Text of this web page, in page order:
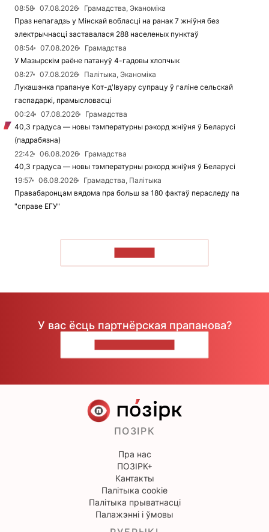
08:58
07.08.2026
Грамадства, Эканоміка
Праз непагадзь у Мінскай вобласці на ранак 7 жніўня без
электрычнасці заставалася 288 населеных пунктаў
08:54
07.08.2026
Грамадства
У Мазырскім раёне патануў 4-гадовы хлопчык
08:27
07.08.2026
Палітыка, Эканоміка
Лукашэнка прапануе Кот-д'Івуару супрацу ў галіне сельскай
гаспадаркі, прамысловасці
00:24
07.08.2026
Грамадства
40,3 градуса — новы тэмпературны рэкорд жніўня ў Беларусі
(падрабязна)
22:42
06.08.2026
Грамадства
40,3 градуса — новы тэмпературны рэкорд жніўня ў Беларусі
19:57
06.08.2026
Грамадства, Палітыка
Правабаронцам вядома пра больш за 180 фактаў пераследу па
"справе ЕГУ"
У вас ёсць партнёрская прапанова?
ПОЗІРК
Пра нас
ПОЗІРК+
Кантакты
Палітыка cookie
Палітыка прыватнасці
Палажэнні і ўмовы